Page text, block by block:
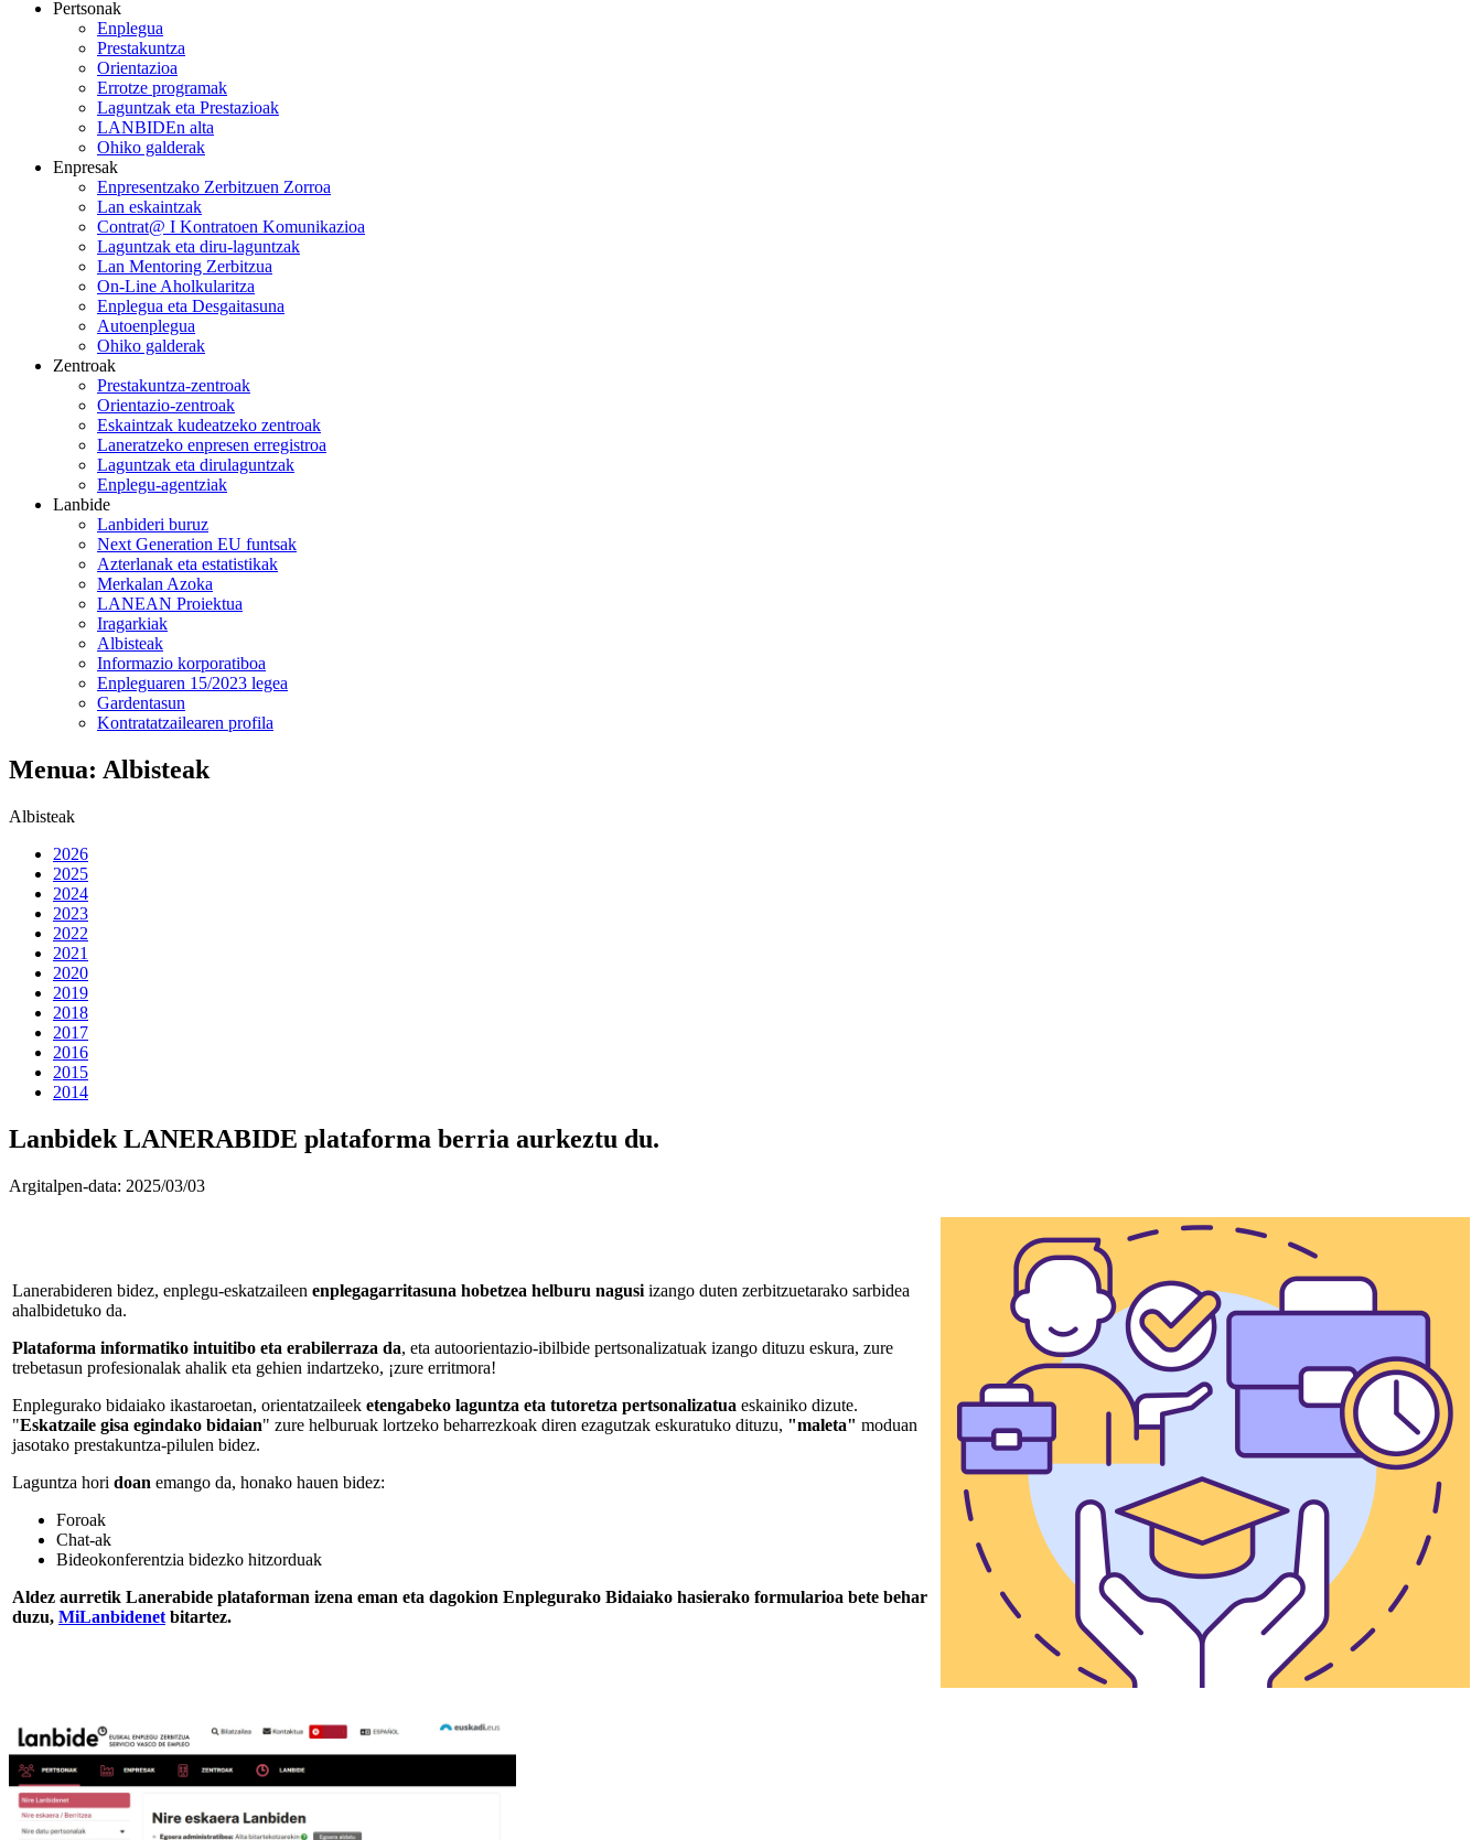
Pertsonak
Enplegua
Prestakuntza
Orientazioa
Errotze programak
Laguntzak eta Prestazioak
LANBIDEn alta
Ohiko galderak
Enpresak
Enpresentzako Zerbitzuen Zorroa
Lan eskaintzak
Contrat@ I Kontratoen Komunikazioa
Laguntzak eta diru-laguntzak
Lan Mentoring Zerbitzua
On-Line Aholkularitza
Enplegua eta Desgaitasuna
Autoenplegua
Ohiko galderak
Zentroak
Prestakuntza-zentroak
Orientazio-zentroak
Eskaintzak kudeatzeko zentroak
Laneratzeko enpresen erregistroa
Laguntzak eta dirulaguntzak
Enplegu-agentziak
Lanbide
Lanbideri buruz
Next Generation EU funtsak
Azterlanak eta estatistikak
Merkalan Azoka
LANEAN Proiektua
Iragarkiak
Albisteak
Informazio korporatiboa
Enpleguaren 15/2023 legea
Gardentasun
Kontratatzailearen profila
Menua: Albisteak
Albisteak
2026
2025
2024
2023
2022
2021
2020
2019
2018
2017
2016
2015
2014
Lanbidek LANERABIDE plataforma berria aurkeztu du.
Argitalpen-data: 2025/03/03
Lanerabideren bidez, enplegu-eskatzaileen enplegagarritasuna hobetzea helburu nagusi izango duten zerbitzuetarako sarbidea
ahalbidetuko da.
Plataforma informatiko intuitibo eta erabilerraza da, eta autoorientazio-ibilbide pertsonalizatuak izango dituzu eskura, zure
trebetasun profesionalak ahalik eta gehien indartzeko, ¡zure erritmora!
Enplegurako bidaiako ikastaroetan, orientatzaileek etengabeko laguntza eta tutoretza pertsonalizatua eskainiko dizute.
"Eskatzaile gisa egindako bidaian" zure helburuak lortzeko beharrezkoak diren ezagutzak eskuratuko dituzu, "maleta" moduan
jasotako prestakuntza-pilulen bidez.
Laguntza hori doan emango da, honako hauen bidez:
Foroak
Chat-ak
Bideokonferentzia bidezko hitzorduak
Aldez aurretik Lanerabide plataforman izena eman eta dagokion Enplegurako Bidaiako hasierako formularioa bete behar
duzu, MiLanbidenet bitartez.